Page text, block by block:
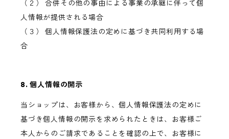
（２） 合併その他の事由による事業の承継に伴って個
人情報が提供される場合
（３） 個人情報保護法の定めに基づき共同利用する場
合
8. 個人情報の開示
当ショップは、お客様から、個人情報保護法の定めに
基づき個人情報の開示を求められたときは、お客様ご
本人からのご請求であることを確認の上で、お客様に